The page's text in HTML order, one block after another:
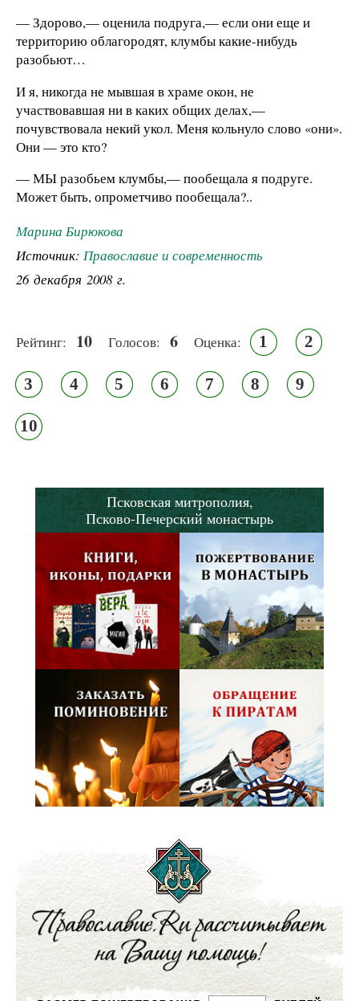
— Здорово,— оценила подруга,— если они еще и
территорию облагородят, клумбы какие-нибудь
разобьют…
И я, никогда не мывшая в храме окон, не
участвовавшая ни в каких общих делах,—
почувствовала некий укол. Меня кольнуло слово «они».
Они — это кто?
— МЫ разобьем клумбы,— пообещала я подруге.
Может быть, опрометчиво пообещала?..
Марина Бирюкова
Источник: Православие и современность
26 декабря 2008 г.
Рейтинг: 10 Голосов: 6 Оценка: 1 2
3 4 5 6 7 8 9
10
Псковская митрополия,
Псково-Печерский монастырь